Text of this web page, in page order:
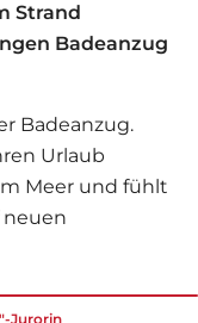
Strand
Badeanzug
Badeanzug.
Urlaub
Meer und fühlt
neuen
Jurorin